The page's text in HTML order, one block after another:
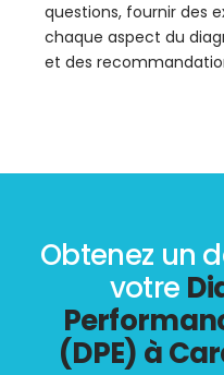
questions, fournir des
chaque aspect du
et des
Obtenez un
votre
(DPE) à